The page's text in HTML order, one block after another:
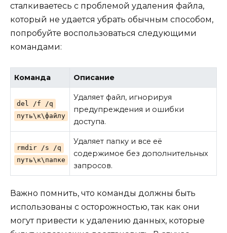
сталкиваетесь с проблемой удаления файла,
который не удается убрать обычным способом,
попробуйте воспользоваться следующими
командами:
Команда Описание
del /f /q
путь\к\файлу
Удаляет файл, игнорируя
предупреждения и ошибки
доступа.
rmdir /s /q
путь\к\папке
Удаляет папку и все её
содержимое без дополнительных
запросов.
Важно помнить, что команды должны быть
использованы с осторожностью, так как они
могут привести к удалению данных, которые